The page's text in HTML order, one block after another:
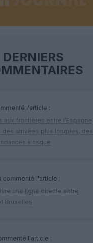
DERNIERS
l'article :
aux frontières entre l’Espagne
: des arrivées plus longues, des
à risque
commenté l'article :
une ligne directe entre
Bruxelles
l'article :